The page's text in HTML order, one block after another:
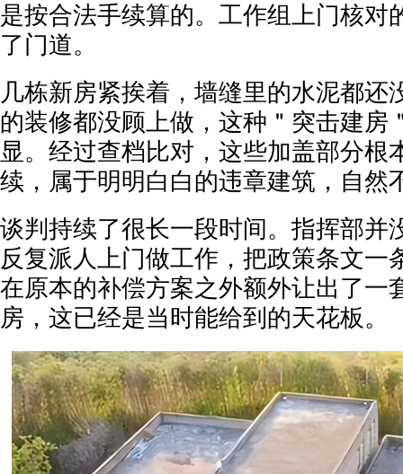
是按合法手续算的。工作组上门核对
了门道。
几栋新房紧挨着，墙缝里的水泥都还
的装修都没顾上做，这种＂突击建房
显。经过查档比对，这些加盖部分根
续，属于明明白白的违章建筑，自然
谈判持续了很长一段时间。指挥部并
反复派人上门做工作，把政策条文一
在原本的补偿方案之外额外让出了一
房，这已经是当时能给到的天花板。